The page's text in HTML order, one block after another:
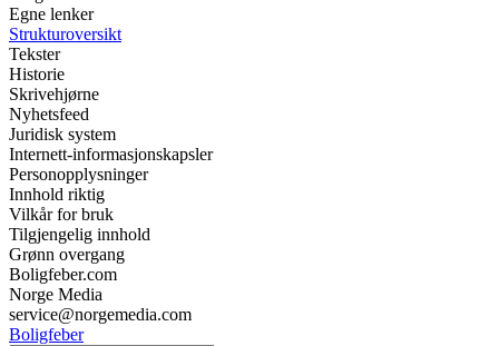
Egne lenker
Strukturoversikt
Tekster
Historie
Skrivehjørne
Nyhetsfeed
Juridisk system
Internett-informasjonskapsler
Personopplysninger
Innhold riktig
Vilkår for bruk
Tilgjengelig innhold
Grønn overgang
Boligfeber.com
Norge Media
service@norgemedia.com
Boligfeber